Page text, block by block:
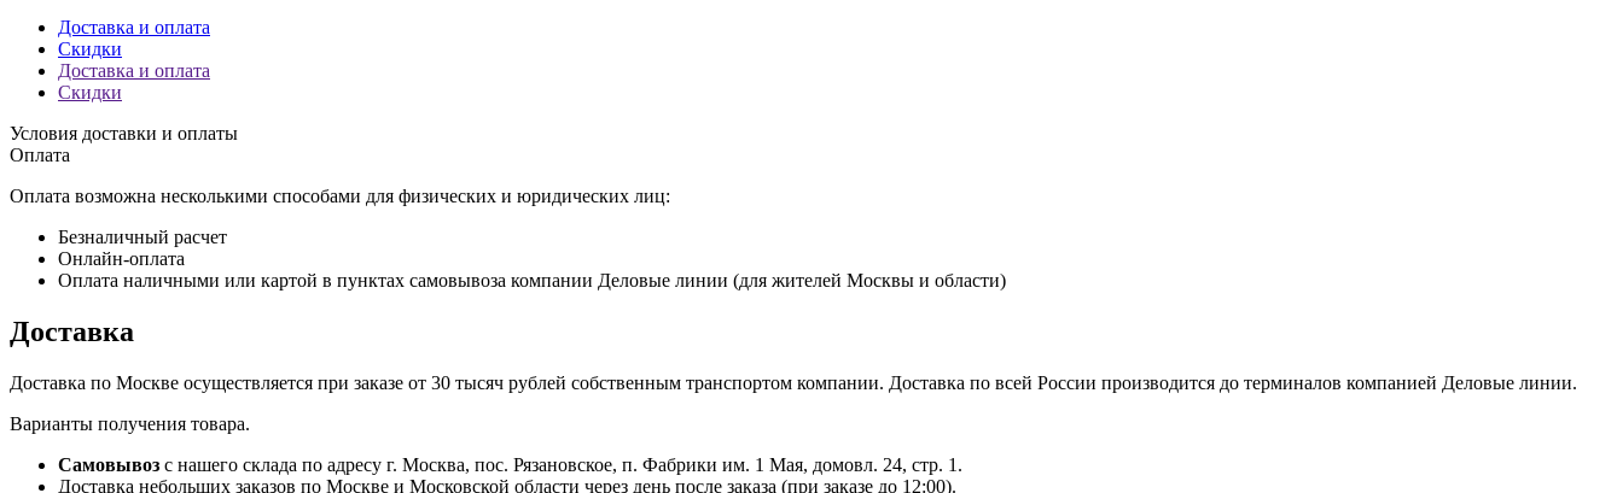
Доставка и оплата
Скидки
Доставка и оплата
Скидки
Условия доставки и оплаты
Оплата
Оплата возможна несколькими способами для физических и юридических лиц:
Безналичный расчет
Онлайн-оплата
Оплата наличными или картой в пунктах самовывоза компании Деловые линии (для жителей Москвы и области)
Доставка
Доставка по Москве осуществляется при заказе от 30 тысяч рублей собственным транспортом компании. Доставка по всей России производится до терминалов компанией Деловые линии.
Варианты получения товара.
Самовывоз с нашего склада по адресу г. Москва, пос. Рязановское, п. Фабрики им. 1 Мая, домовл. 24, стр. 1.
Доставка небольших заказов по Москве и Московской области через день после заказа (при заказе до 12:00).